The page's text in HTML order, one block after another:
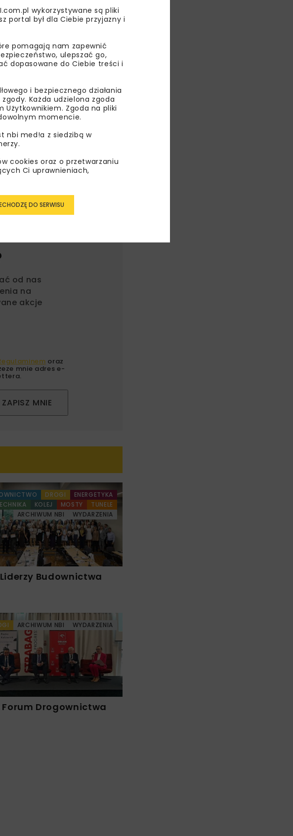
ANDRZEJ CIEPLIŃSKI
KRUSZYWA NATURALNE
WIESŁAW KOZIOŁ
od nas
na
akcje
oraz
mnie adres e-
ZAPISZ MNIE
DROGI
ENERGETYKA
KOLEJ MOSTY
TUNELE
ARCHIWUM NBI
WYDARZENIA
Budownictwa
ARCHIWUM NBI WYDARZENIA
Forum Drogownictwa
wykorzystywane są pliki
portal był dla Ciebie przyjazny i
pomagają nam zapewnić
ulepszać go,
dopasowane do Ciebie treści i
i bezpiecznego działania
Każda udzielona zgoda
Użytkownikiem. Zgoda na pliki
momencie.
nbi med!a z siedzibą w
cookies oraz o przetwarzaniu
Ci uprawnieniach,
DO SERWISU